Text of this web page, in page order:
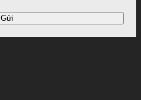
Gửi